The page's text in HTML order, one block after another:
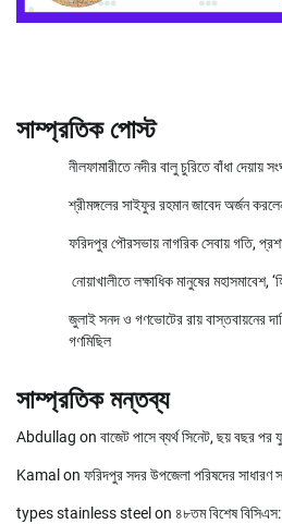
সাম্প্রতিক পোস্ট
নীলফামারীতে নদীর বালু চুরিতে বাঁধা দেয়ায়
শ্রীমঙ্গলের সাইফুর রহমান জাবেদ অর্জন
ফরিদপুর পৌরসভায় নাগরিক সেবায় গতি,
নোয়াখালীতে লক্ষাধিক মানুষের মহাসমাবেশ,
জুলাই সনদ ও গণভোটের রায় বাস্তবায়নের
গণমিছিল
সাম্প্রতিক মন্তব্য
Abdullag on বাজেট পাসে ব্যর্থ সিনেট, ছয় বছর পর
Kamal on ফরিদপুর সদর উপজেলা পরিষদের সাধারণ
types stainless steel on ৪৮তম বিশেষ